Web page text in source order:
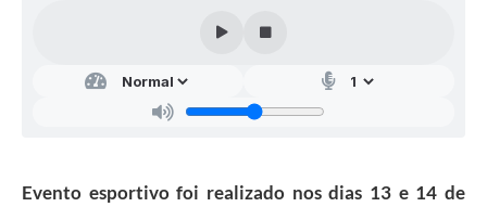
Evento esportivo foi realizado nos dias 13 e 14 de